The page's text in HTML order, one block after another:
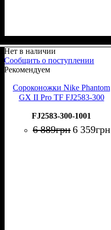
Нет в наличии
Сообщить о поступлении
Рекомендуем
Сороконожки Nike Phantom
GX II Pro TF FJ2583-300
FJ2583-300-1001
6 889грн6 359грн